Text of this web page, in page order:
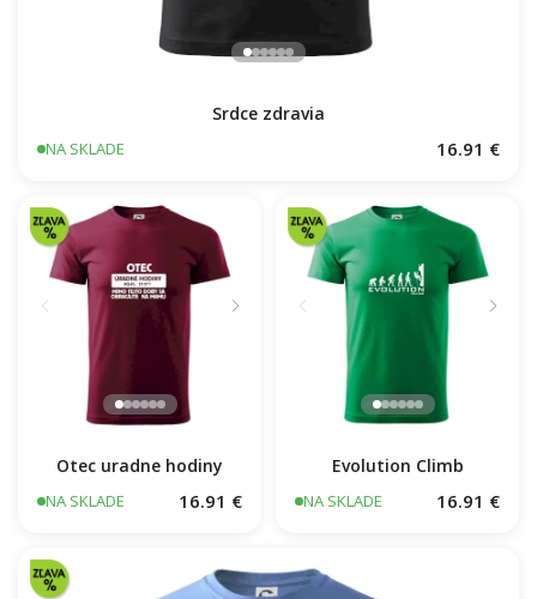
Srdce zdravia
NA SKLADE 16.91 €
Otec uradne hodiny
NA SKLADE 16.91 €
Evolution Climb
NA SKLADE 16.91 €